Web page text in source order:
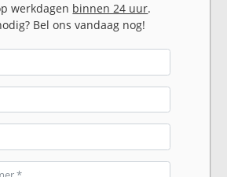
werkdagen binnen 24 uur.
Bel ons vandaag nog!